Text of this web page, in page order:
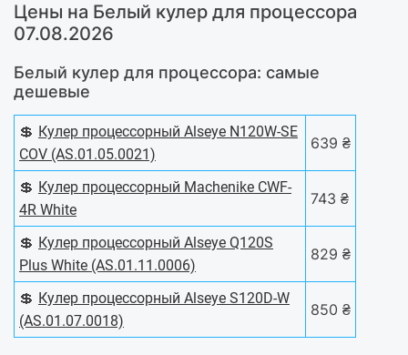
Цены на Белый кулер для процессора
07.08.2026
Белый кулер для процессора: самые
дешевые
💲 Кулер процессорный Alseye N120W-SE
COV (AS.01.05.0021)
639 ₴
💲 Кулер процессорный Machenike CWF-
4R White
743 ₴
💲 Кулер процессорный Alseye Q120S
Plus White (AS.01.11.0006)
829 ₴
💲 Кулер процессорный Alseye S120D-W
(AS.01.07.0018)
850 ₴